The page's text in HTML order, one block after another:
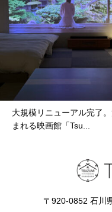
大規模リニューアル完了
まれる映画館「Tsu...
〒920-0852 石川